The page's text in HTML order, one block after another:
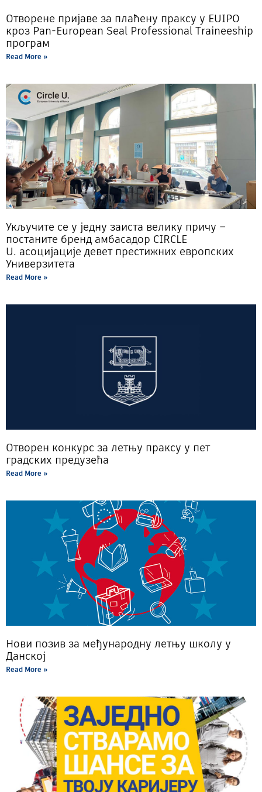
Отворене пријаве за плаћену праксу у EUIPO
кроз Pan-European Seal Professional Traineeship
програм
Read More »
Укључите се у једну заиста велику причу –
постаните бренд амбасадор CIRCLE
U. асоцијације девет престижних европских
Универзитета
Read More »
Отворен конкурс за летњу праксу у пет
градских предузећа
Read More »
Нови позив за међународну летњу школу у
Данској
Read More »